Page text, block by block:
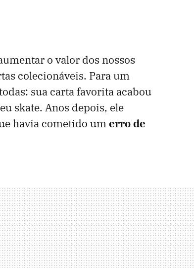
o valor dos nossos
colecionáveis. Para um
sua carta favorita acabou
skate. Anos depois, ele
havia cometido umerro de